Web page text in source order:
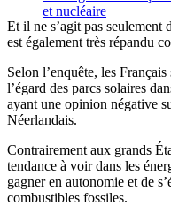
et nucléaire
Et il ne s’agit pas seulement
est également très répandu
Selon l’enquête, les
l’égard des parcs solaires
ayant une opinion négative
Néerlandais.
Contrairement aux grands
tendance à voir dans les
gagner en autonomie et de
combustibles fossiles.